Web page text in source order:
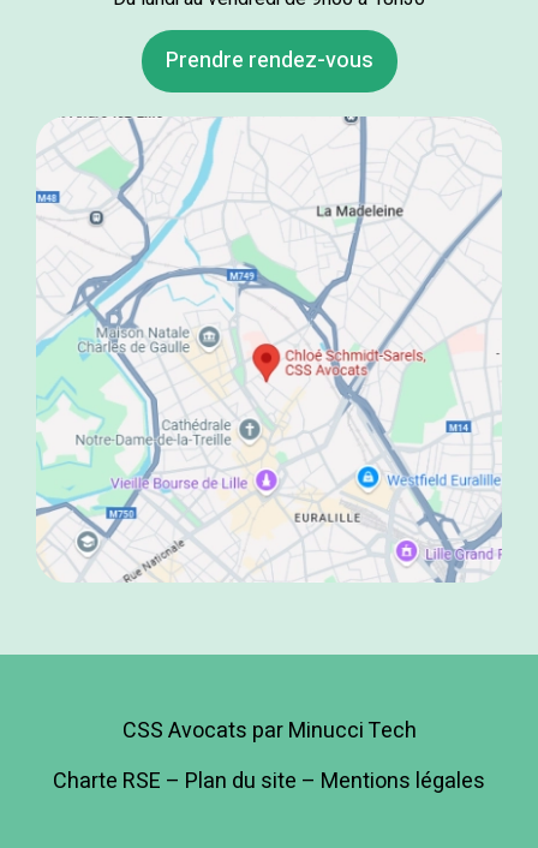
Prendre rendez-vous
CSS Avocats par Minucci Tech
Charte RSE – Plan du site – Mentions légales